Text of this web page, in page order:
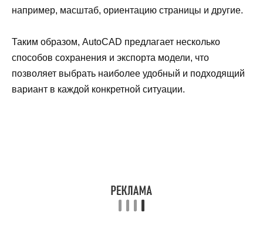
например, масштаб, ориентацию страницы и другие.
Таким образом, AutoCAD предлагает несколько
способов сохранения и экспорта модели, что
позволяет выбрать наиболее удобный и подходящий
вариант в каждой конкретной ситуации.